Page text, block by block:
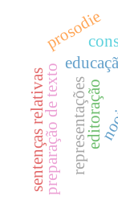
editoração
preparação de textorepresentações
sentenças relativas
prosodie